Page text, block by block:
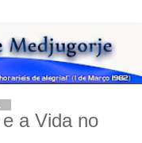
a Vida no